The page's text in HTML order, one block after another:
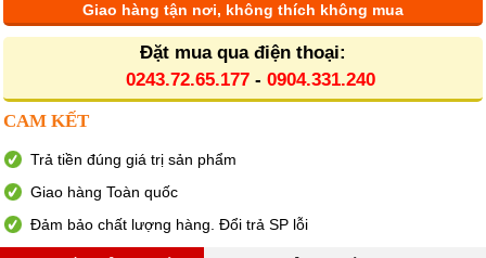
Giao hàng tận nơi, không thích không mua
Đặt mua qua điện thoại:
0243.72.65.177- 0904.331.240
CAM KẾT
Trả tiền đúng giá trị sản phẩm
Giao hàng Toàn quốc
Đảm bảo chất lượng hàng. Đổi trả SP lỗi